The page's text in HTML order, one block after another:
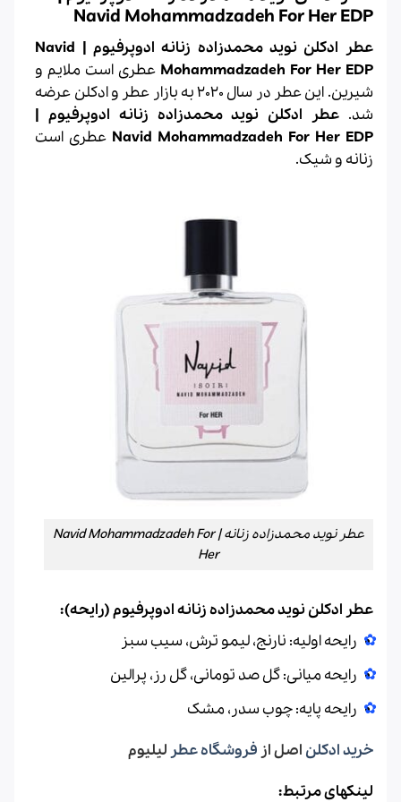
Navid Mohammadzadeh For Her EDP
عطر ادکلن نوید محمدزاده زنانه ادوپرفیوم | Navid
Mohammadzadeh For Her EDP عطری است ملایم و
شیرین. این عطر در سال 2020 به بازار عطر و ادکلن عرضه
شد. عطر ادکلن نوید محمدزاده زنانه ادوپرفیوم |
Navid Mohammadzadeh For Her EDP عطری است
زنانه و شیک.
عطر نوید محمدزاده زنانه | Navid Mohammadzadeh For
Her
عطر ادکلن نوید محمدزاده زنانه ادوپرفیوم (رایحه):
رایحه اولیه: نارنج، لیمو ترش، سیب سبز
رایحه میانی: گل صد تومانی، گل رز، پرالین
رایحه پایه: چوب سدر، مشک
خرید ادکلن اصل از فروشگاه عطر لیلیوم
لینکهای مرتبط: